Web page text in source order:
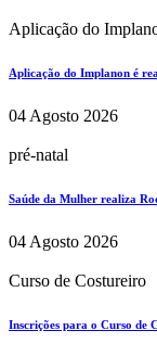
Aplicação do
Aplicação do Implanon é
04 Agosto 2026
pré-natal
Saúde da Mulher realiza
04 Agosto 2026
Curso de Costureiro
Inscrições para o Curso de